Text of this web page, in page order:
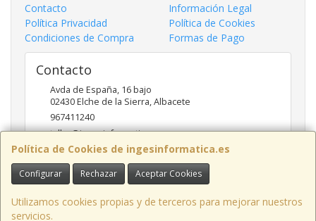
Política de Cookies de ingesinformatica.es
Configurar Rechazar Aceptar Cookies
Utilizamos cookies propias y de terceros para mejorar nuestros
servicios.
Contacto
Información Legal
Política Privacidad
Política de Cookies
Condiciones de Compra
Formas de Pago
Contacto
Avda de España, 16 bajo
02430Elche de la Sierra,Albacete
967411240
taller@ingesinformatica.es
Horario
9 a 14 y 17 a 20